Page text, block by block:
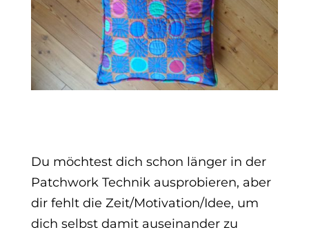
Du möchtest dich schon länger in der
Patchwork Technik ausprobieren, aber
dir fehlt die Zeit/Motivation/Idee, um
dich selbst damit auseinander zu